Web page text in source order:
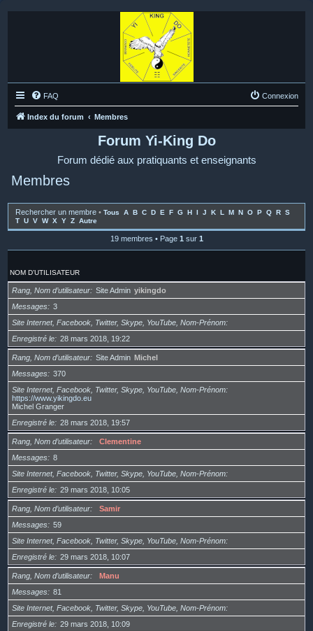
FAQ Connexion
Index du forum Membres
Forum Yi-King Do
Forum dédié aux pratiquants et enseignants
Membres
Rechercher un membre • Tous A B C D E F G H I J K L M N O P Q R S
T U V W X Y Z Autre
19 membres • Page 1 sur 1
NOM D’UTILISATEUR
Rang, Nom d’utilisateur Site Admin yikingdo
Messages
3
Site Internet, Facebook, Twitter, Skype, YouTube, Nom-Prénom
Enregistré le
28 mars 2018, 19:22
Rang, Nom d’utilisateur Site Admin Michel
Messages
370
Site Internet, Facebook, Twitter, Skype, YouTube, Nom-Prénom
https://www.yikingdo.eu
Michel Granger
Enregistré le
28 mars 2018, 19:57
Rang, Nom d’utilisateur
Clementine
Messages
8
Site Internet, Facebook, Twitter, Skype, YouTube, Nom-Prénom
Enregistré le
29 mars 2018, 10:05
Rang, Nom d’utilisateur
Samir
Messages
59
Site Internet, Facebook, Twitter, Skype, YouTube, Nom-Prénom
Enregistré le
29 mars 2018, 10:07
Rang, Nom d’utilisateur
Manu
Messages
81
Site Internet, Facebook, Twitter, Skype, YouTube, Nom-Prénom
Enregistré le
29 mars 2018, 10:09